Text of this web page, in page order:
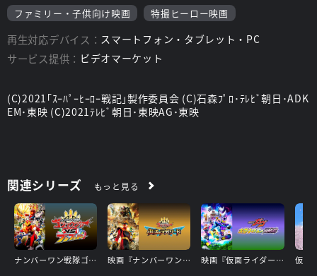
ファミリー・子供向け映画
特撮ヒーロー映画
再生対応デバイス： スマートフォン・タブレット・PC
サービス提供： ビデオマーケット
(C)2021｢ｽｰﾊﾟｰﾋｰﾛｰ戦記｣製作委員会 (C)石森ﾌﾟﾛ･ﾃﾚﾋﾞ朝日･ADK
EM･東映 (C)2021ﾃﾚﾋﾞ朝日･東映AG･東映
関連シリーズ もっと見る
ナンバーワン戦隊ゴジュウジャーＶＳブンブンジャー 映画『ナンバーワン戦隊ゴジュウジャー 復活のテガソード』 映画『仮面ライダーガヴ お菓子の家の侵略者』